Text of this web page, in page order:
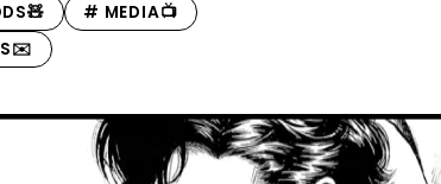
# MEDIA📺